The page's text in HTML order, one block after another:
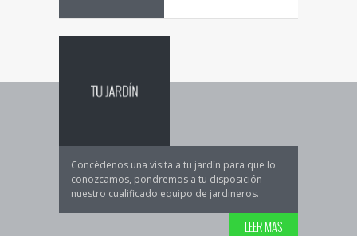
Concédenos una visita a tu jardín para que lo
conozcamos, pondremos a tu disposición
nuestro cualificado equipo de jardineros.
LEER MAS